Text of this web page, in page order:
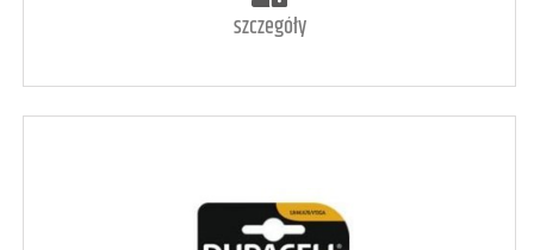
szczegóły